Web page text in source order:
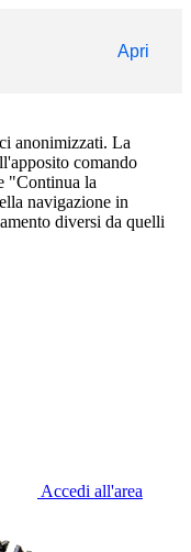
Apri
anonimizzati. La
comando
"Continua la
navigazione in
diversi da quelli
Accedi all'area